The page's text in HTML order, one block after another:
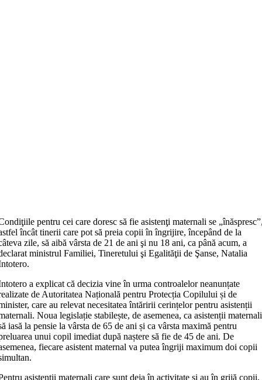
pentru cei care doresc să fie asistenţi maternali se
încât tinerii care pot să preia copii în îngrijire, începând de la
zile, să aibă vârsta de 21 de ani şi nu 18 ani, ca până acum, a
ministrul Familiei, Tineretului şi Egalităţii de Şanse, Natalia
a explicat că decizia vine în urma controalelor neanunțate
de Autoritatea Națională pentru Protecția Copilului și de
care au relevat necesitatea întăririi cerințelor pentru asistenții
Noua legislație stabilește, de asemenea, ca asistenții maternali
iasă la pensie la vârsta de 65 de ani și ca vârsta maximă pentru
unui copil imediat după naștere să fie de 45 de ani. De
fiecare asistent maternal va putea îngriji maximum doi copii
asistenții maternali care sunt deja în activitate și au în grijă copii,